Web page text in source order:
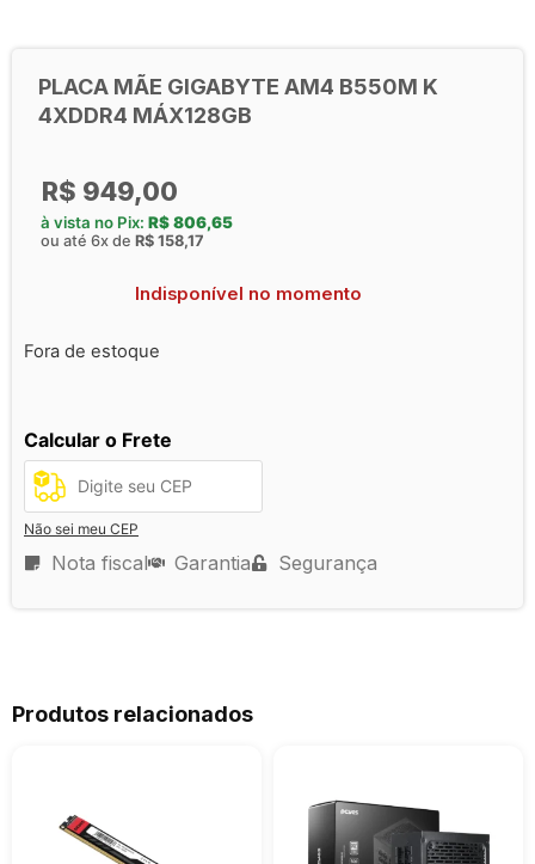
PLACA MÃE GIGABYTE AM4 B550M K
4XDDR4 MÁX128GB
R$ 949,00
à vista no Pix: R$806,65
ou até 6x de R$ 158,17
Indisponível no momento
Fora de estoque
Calcular o Frete
Não sei meu CEP
Nota fiscal Garantia Segurança
Produtos relacionados